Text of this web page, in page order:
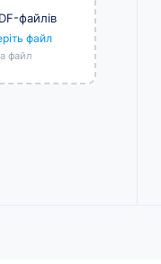
файлів
файл
файл